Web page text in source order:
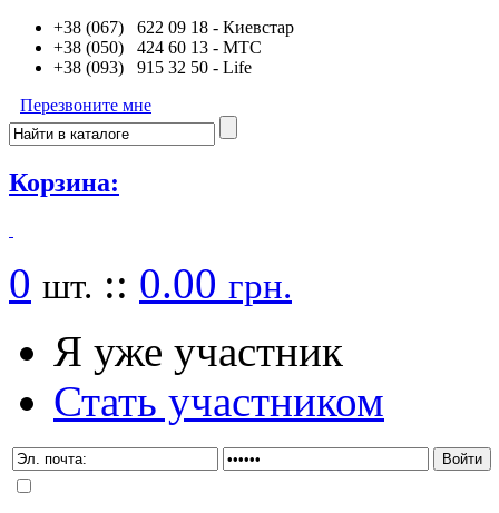
+38 (067) 622 09 18 - Киевстар
+38 (050) 424 60 13 - MTC
+38 (093) 915 32 50 - Life
Перезвоните мне
Корзина:
0 шт. :: 0.00 грн.
Я уже участник
Стать участником